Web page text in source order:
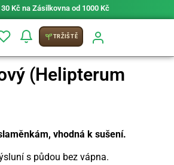
30 Kč na Zásilkovna od 1000 Kč
TRŽIŠTĚ
(Helipterum
vhodná k sušení.
s půdou bez vápna.